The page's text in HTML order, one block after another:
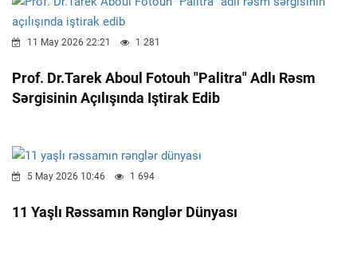
11 May 2026 22:21 1 281
Prof. Dr.Tarek Aboul Fotouh "Palitra" Adlı Rəsm
Sərgisinin Açılışında Iştirak Edib
5 May 2026 10:46 1 694
11 Yaşlı Rəssamın Rənglər Dünyası